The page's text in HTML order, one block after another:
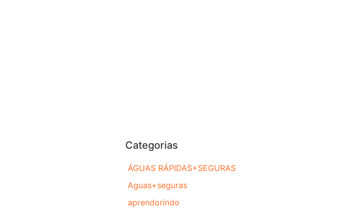
Categorias
ÁGUAS RÁPIDAS+SEGURAS
Aguas+seguras
aprendorindo